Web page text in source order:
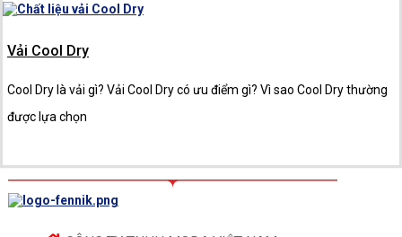
Vải Cool Dry
Cool Dry là vải gì? Vải Cool Dry có ưu điểm gì? Vì sao Cool Dry thường
được lựa chọn